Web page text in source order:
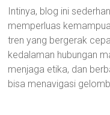
Intinya, blog ini
memperluas
tren yang bergerak
kedalaman hubungan
menjaga etika, dan
bisa menavigasi